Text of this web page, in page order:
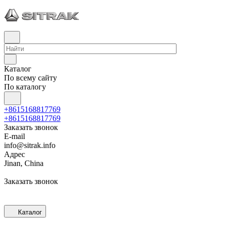
Каталог
По всему сайту
По каталогу
+8615168817769
+8615168817769
Заказать звонок
E-mail
info@sitrak.info
Адрес
Jinan, China
Заказать звонок
Каталог